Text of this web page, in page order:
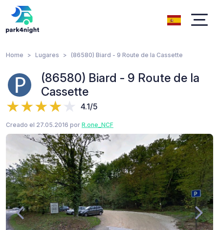
Home Lugares (86580) Biard - 9 Route de la Cassette
(86580) Biard - 9 Route de la
Cassette
4.1/5
Creado el 27.05.2016 por R.one_NCF